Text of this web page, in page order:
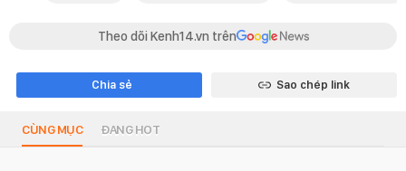
Theo dõi Kenh14.vn trên
Chia sẻ Sao chép link
CÙNG MỤC ĐANG HOT